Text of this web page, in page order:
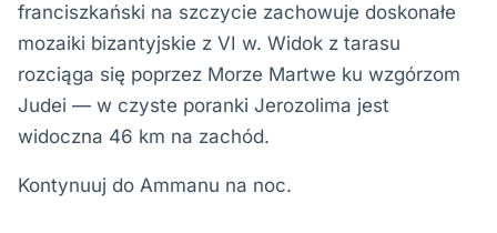
franciszkański na szczycie zachowuje doskonałe
mozaiki bizantyjskie z VI w. Widok z tarasu
rozciąga się poprzez Morze Martwe ku wzgórzom
Judei — w czyste poranki Jerozolima jest
widoczna 46 km na zachód.
Kontynuuj do Ammanu na noc.